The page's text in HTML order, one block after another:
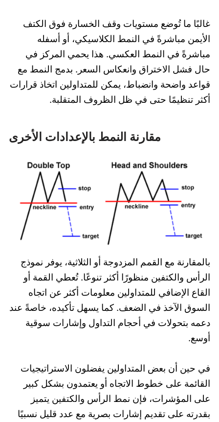
غالبًا ما تُوضع مستويات وقف الخسارة فوق الكتف
الأيمن مباشرةً في النمط الكلاسيكي، أو أسفله
مباشرةً في النمط العكسي. هذا يحمي المركز في
حال فشل الاختراق وانعكاس السعر. بدمج النمط مع
قواعد واضحة وانضباط، يمكن للمتداولين اتخاذ قرارات
أكثر تنظيمًا حتى في ظل الظروف المتقلبة.
مقارنة النمط بالإعدادات الأخرى
بالمقارنة مع القمم المزدوجة أو الثلاثية، يوفر نموذج
الرأس والكتفين منظورًا أكثر تنوعًا. تُعطي القمة أو
القاع الإضافي للمتداولين معلومات أكثر عن اتجاه
السوق الآخذ في الضعف. كما يسهل تأكيده، خاصةً عند
دعمه بتحولات في أحجام التداول وإشارات سوقية
أوسع.
في حين أن بعض المتداولين يفضلون الاستراتيجيات
القائمة على خطوط الاتجاه أو يعتمدون بشكل كبير
على المؤشرات، فإن نمط الرأس والكتفين يتميز
بقدرته على تقديم إشارات بصرية مع عدد قليل نسبيًا